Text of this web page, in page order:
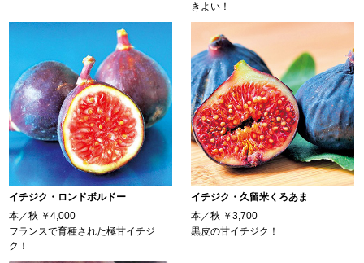
きよい！
イチジク・ロンドボルドー
本／秋 ￥4,000
フランスで育種された極甘イチジ
ク！
イチジク・久留米くろあま
本／秋 ￥3,700
黒皮の甘イチジク！